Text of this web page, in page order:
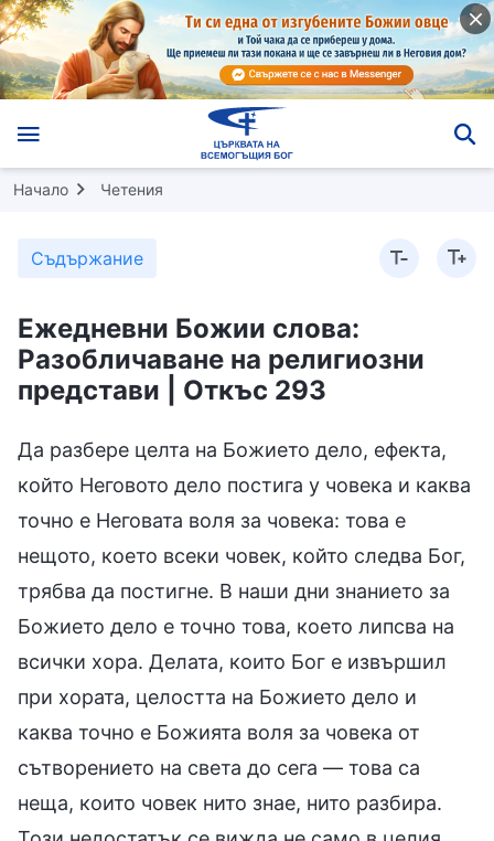
Начало Четения
Съдържание
Ежедневни Божии слова:
Разобличаване на религиозни
представи | Откъс 293
Да разбере целта на Божието дело, ефекта,
който Неговото дело постига у човека и каква
точно е Неговата воля за човека: това е
нещото, което всеки човек, който следва Бог,
трябва да постигне. В наши дни знанието за
Божието дело е точно това, което липсва на
всички хора. Делата, които Бог е извършил
при хората, целостта на Божието дело и
каква точно е Божията воля за човека от
сътворението на света до сега — това са
неща, които човек нито знае, нито разбира.